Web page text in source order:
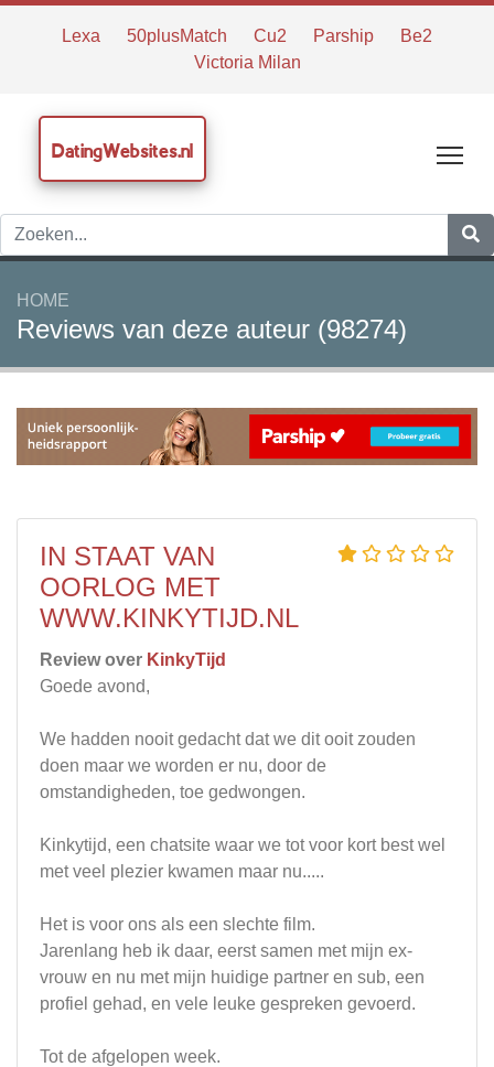
Lexa 50plusMatch Cu2 Parship
Be2
Victoria Milan
DatingWebsites.nl
HOME
Reviews van deze auteur (98274)
IN STAAT VAN
OORLOG MET
WWW.KINKYTIJD.NL
Review over KinkyTijd
Goede avond,
We hadden nooit gedacht dat we dit ooit zouden
doen maar we worden er nu, door de
omstandigheden, toe gedwongen.
Kinkytijd, een chatsite waar we tot voor kort best wel
met veel plezier kwamen maar nu.....
Het is voor ons als een slechte film.
Jarenlang heb ik daar, eerst samen met mijn ex-
vrouw en nu met mijn huidige partner en sub, een
profiel gehad, en vele leuke gespreken gevoerd.
Tot de afgelopen week.